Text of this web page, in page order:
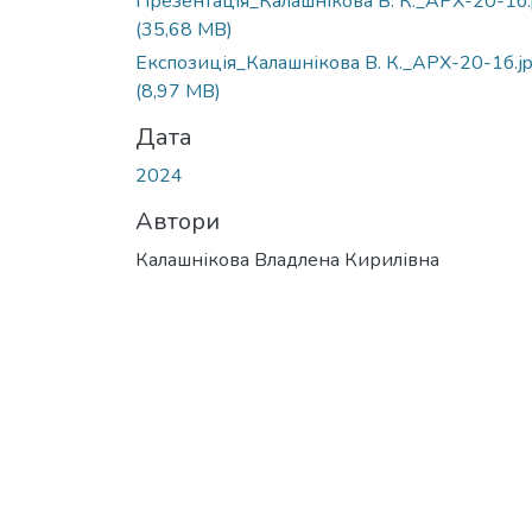
(35,68 MB)
Експозиція_Калашнікова В. К._АРХ-20-
(8,97 MB)
Дата
2024
Автори
Калашнікова Владлена Кирилівна